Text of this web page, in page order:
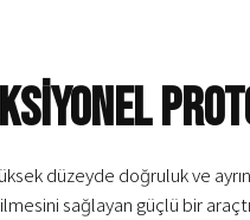
düzeyde doğruluk ve
sağlayan güçlü bir